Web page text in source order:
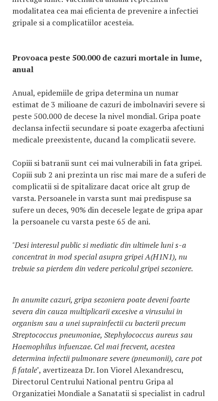
modalitatea cea mai eficienta de prevenire a infectiei
gripale si a complicatiilor acesteia.
Provoaca peste 500.000 de cazuri mortale in lume,
anual
Anual, epidemiile de gripa determina un numar
estimat de 3 milioane de cazuri de imbolnaviri severe si
peste 500.000 de decese la nivel mondial. Gripa poate
declansa infectii secundare si poate exagerba afectiuni
medicale preexistente, ducand la complicatii severe.
Copiii si batranii sunt cei mai vulnerabili in fata gripei.
Copiii sub 2 ani prezinta un risc mai mare de a suferi de
complicatii si de spitalizare dacat orice alt grup de
varsta. Persoanele in varsta sunt mai predispuse sa
sufere un deces, 90% din decesele legate de gripa apar
la persoanele cu varsta peste 65 de ani.
"Desi interesul public si mediatic din ultimele luni s-a
concentrat in mod special asupra gripei A(H1N1), nu
trebuie sa pierdem din vedere pericolul gripei sezoniere.
In anumite cazuri, gripa sezoniera poate deveni foarte
severa din cauza multiplicarii excesive a virusului in
organism sau a unei suprainfectii cu bacterii precum
Streptococcus pneumoniae, Stephylococcus aureus sau
Haemophilus infuenzae. Cel mai frecvent, acestea
determina infectii pulmonare severe (pneumonii), care pot
fi fatale", avertizeaza Dr. Ion Viorel Alexandrescu,
Directorul Centrului National pentru Gripa al
Organizatiei Mondiale a Sanatatii si specialist in cadrul